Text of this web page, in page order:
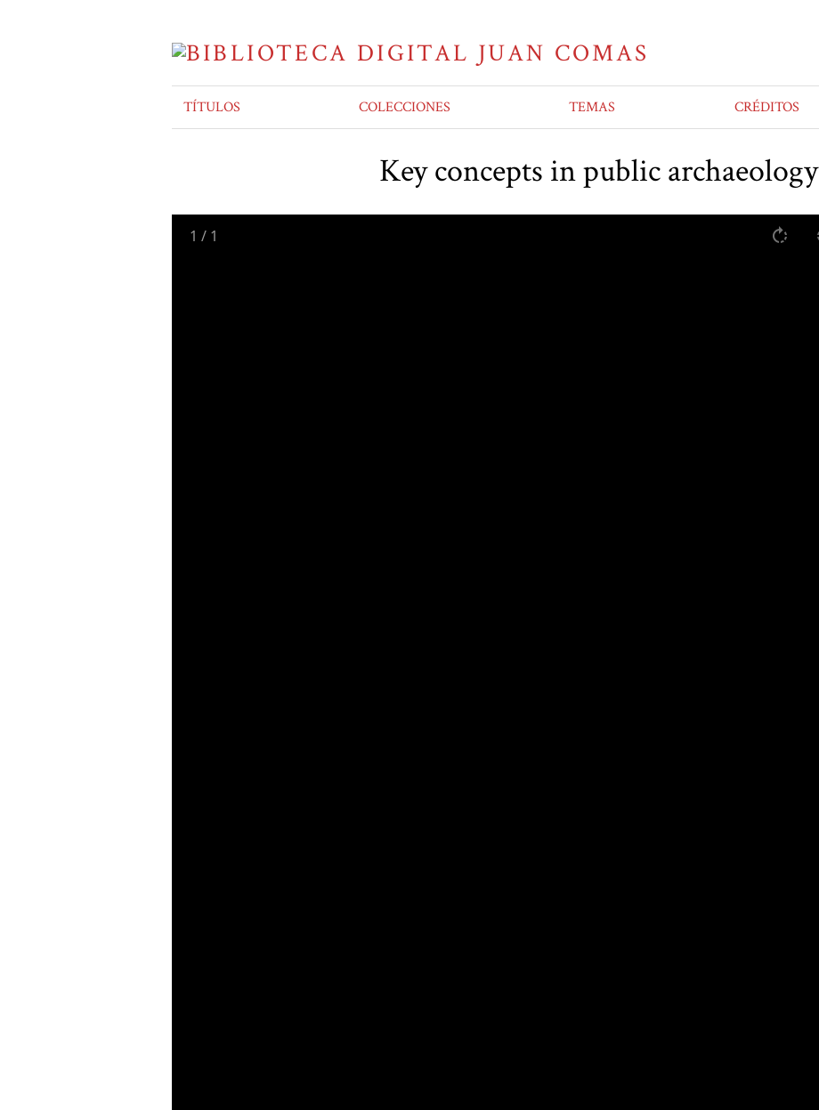
TÍTULOS COLECCIONES TEMAS CRÉDITOS
Key concepts in public archaeology
1 / 1